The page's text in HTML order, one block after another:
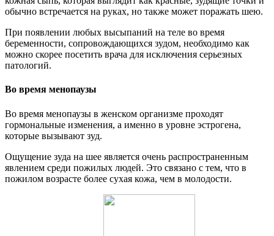
обычно встречается на руках, но также может поражать шею.
При появлении любых высыпаний на теле во время
беременности, сопровождающихся зудом, необходимо как
можно скорее посетить врача для исключения серьезных
патологий.
Во время менопаузы
Во время менопаузы в женском организме проходят
гормональные изменения, а именно в уровне эстрогена,
которые вызывают зуд.
Ощущение зуда на шее является очень распространенным
явлением среди пожилых людей. Это связано с тем, что в
пожилом возрасте более сухая кожа, чем в молодости.